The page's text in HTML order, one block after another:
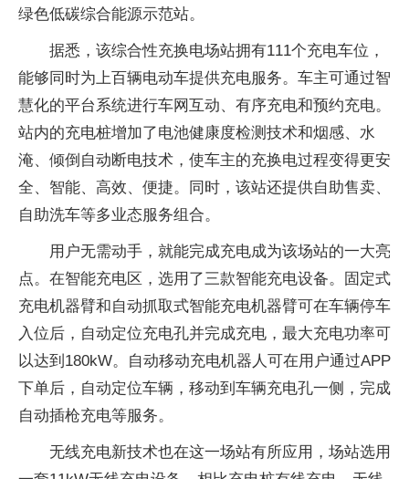
绿色低碳综合能源示范站。
据悉，该综合性充换电场站拥有111个充电车位，
能够同时为上百辆电动车提供充电服务。车主可通过智
慧化的平台系统进行车网互动、有序充电和预约充电。
站内的充电桩增加了电池健康度检测技术和烟感、水
淹、倾倒自动断电技术，使车主的充换电过程变得更安
全、智能、高效、便捷。同时，该站还提供自助售卖、
自助洗车等多业态服务组合。
用户无需动手，就能完成充电成为该场站的一大亮
点。在智能充电区，选用了三款智能充电设备。固定式
充电机器臂和自动抓取式智能充电机器臂可在车辆停车
入位后，自动定位充电孔并完成充电，最大充电功率可
以达到180kW。自动移动充电机器人可在用户通过APP
下单后，自动定位车辆，移动到车辆充电孔一侧，完成
自动插枪充电等服务。
无线充电新技术也在这一场站有所应用，场站选用